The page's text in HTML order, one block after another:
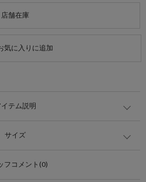
店舗在庫
気に入りに追加
イテム説明
サイズ
フコメント(0)